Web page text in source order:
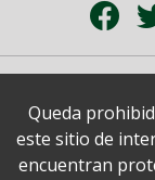
Queda
este sitio de
encuentran